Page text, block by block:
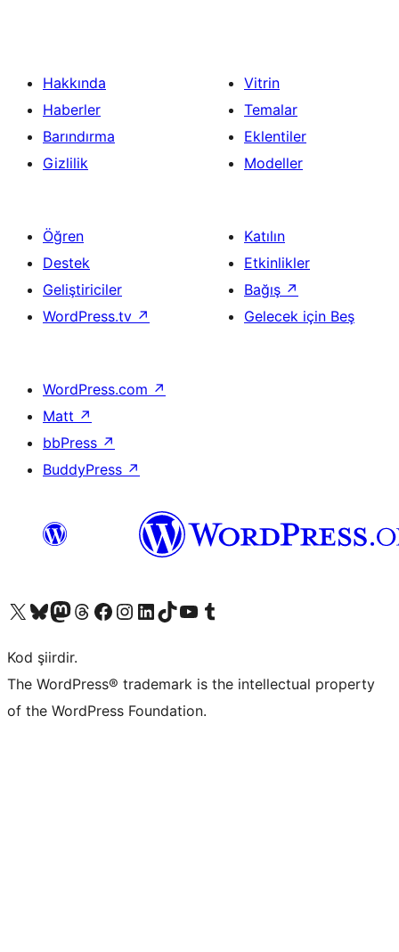
Hakkında
Haberler
Barındırma
Gizlilik
Vitrin
Temalar
Eklentiler
Modeller
Öğren
Destek
Geliştiriciler
WordPress.tv ↗
Katılın
Etkinlikler
Bağış ↗
Gelecek için Beş
WordPress.com ↗
Matt ↗
bbPress ↗
BuddyPress ↗
X (eski Twitter) hesabımıza bakın
Bluesky hesabımızı ziyaret edinMastodon hesabımızı ziyaret edinThreads hesabımızı ziyaret edinFacebook sayfamızı ziyaret edinInstagram hesabımızı ziyaret edinLinkedIn hesabımızı ziyaret edinTikTok hesabımızı ziyaret edinYouTube kanalımızı ziyaret edinTumblr hesabımızı ziyaret edin
Kod şiirdir.
The WordPress® trademark is the intellectual property
of the WordPress Foundation.